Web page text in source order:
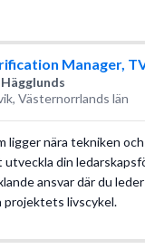
Manager,
Västernorrlands län
ligger nära tekniken
din
ansvar där du
projektets livscykel.